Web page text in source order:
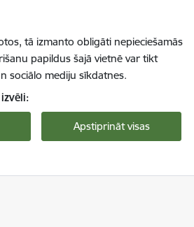
tā izmanto obligāti nepieciešamās
papildus šajā vietnē var tikt
sociālo mediju sīkdatnes.
Apstiprināt visas